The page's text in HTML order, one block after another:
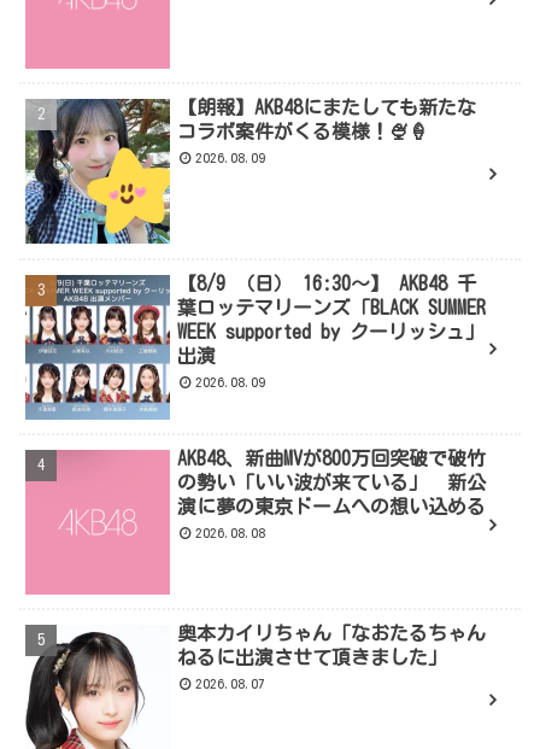
【朗報】AKB48にまたしても新たな
コラボ案件がくる模様！🍨🍦
2026.08.09
【8/9 （日） 16:30～】 AKB48 千
葉ロッテマリーンズ「BLACK SUMMER
WEEK supported by クーリッシュ」
出演
2026.08.09
AKB48、新曲MVが800万回突破で破竹
の勢い「いい波が来ている」 新公
演に夢の東京ドームへの想い込める
2026.08.08
奥本カイリちゃん「なおたるちゃん
ねるに出演させて頂きました」
2026.08.07